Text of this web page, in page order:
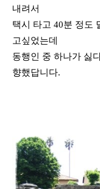
내려서
택시 타고 40분 정도
고싶었는데
동행인 중 하나가 싫
향했답니다.